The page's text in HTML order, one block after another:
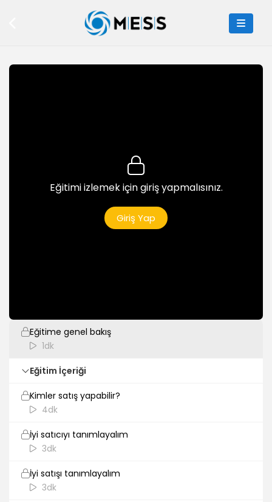
Eğitimi izlemek için giriş yapmalısınız.
Giriş Yap
Eğitime genel bakış
1dk
Eğitim İçeriği
Kimler satış yapabilir?
4dk
İyi satıcıyı tanımlayalım
3dk
İyi satışı tanımlayalım
3dk